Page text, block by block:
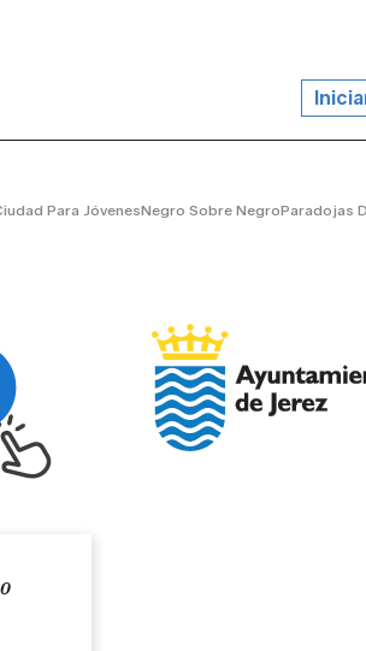
Para JóvenesNegro Sobre NegroParadojas